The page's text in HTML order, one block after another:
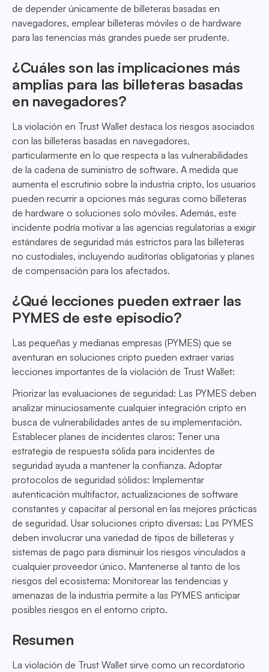
de depender únicamente de billeteras basadas en
navegadores, emplear billeteras móviles o de hardware
para las tenencias más grandes puede ser prudente.
¿Cuáles son las implicaciones más
amplias para las billeteras basadas
en navegadores?
La violación en Trust Wallet destaca los riesgos asociados
con las billeteras basadas en navegadores,
particularmente en lo que respecta a las vulnerabilidades
de la cadena de suministro de software. A medida que
aumenta el escrutinio sobre la industria cripto, los usuarios
pueden recurrir a opciones más seguras como billeteras
de hardware o soluciones solo móviles. Además, este
incidente podría motivar a las agencias regulatorias a exigir
estándares de seguridad más estrictos para las billeteras
no custodiales, incluyendo auditorías obligatorias y planes
de compensación para los afectados.
¿Qué lecciones pueden extraer las
PYMES de este episodio?
Las pequeñas y medianas empresas (PYMES) que se
aventuran en soluciones cripto pueden extraer varias
lecciones importantes de la violación de Trust Wallet:
Priorizar las evaluaciones de seguridad: Las PYMES deben
analizar minuciosamente cualquier integración cripto en
busca de vulnerabilidades antes de su implementación.
Establecer planes de incidentes claros: Tener una
estrategia de respuesta sólida para incidentes de
seguridad ayuda a mantener la confianza. Adoptar
protocolos de seguridad sólidos: Implementar
autenticación multifactor, actualizaciones de software
constantes y capacitar al personal en las mejores prácticas
de seguridad. Usar soluciones cripto diversas: Las PYMES
deben involucrar una variedad de tipos de billeteras y
sistemas de pago para disminuir los riesgos vinculados a
cualquier proveedor único. Mantenerse al tanto de los
riesgos del ecosistema: Monitorear las tendencias y
amenazas de la industria permite a las PYMES anticipar
posibles riesgos en el entorno cripto.
Resumen
La violación de Trust Wallet sirve como un recordatorio